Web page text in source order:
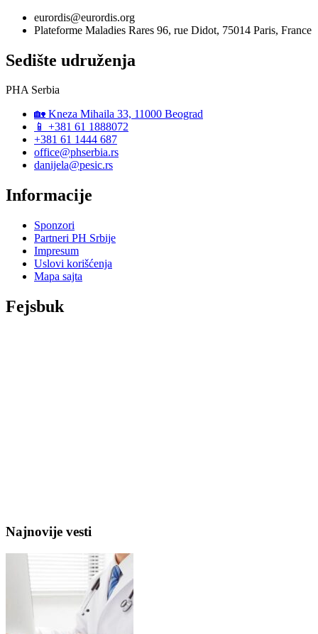
eurordis@eurordis.org
Plateforme Maladies Rares 96, rue Didot, 75014 Paris, France
Sedište udruženja
PHA Serbia
🏡 Kneza Mihaila 33, 11000 Beograd
📱 +381 61 1888072
+381 61 1444 687
office@phserbia.rs
danijela@pesic.rs
Informacije
Sponzori
Partneri PH Srbije
Impresum
Uslovi korišćenja
Mapa sajta
Fejsbuk
Najnovije vesti